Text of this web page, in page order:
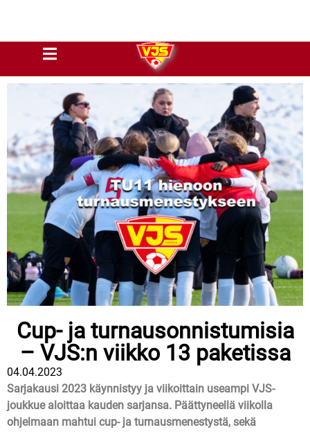
Cup- ja turnausonnistumisia
– VJS:n viikko 13 paketissa
04.04.2023
Sarjakausi 2023 käynnistyy ja viikoittain useampi VJS-
joukkue aloittaa kauden sarjansa. Päättyneellä viikolla
ohjelmaan mahtui cup- ja turnausmenestystä, sekä